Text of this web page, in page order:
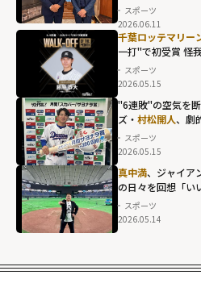
スポーツ
2026.06.11
千葉ロッテマリー
一打"で初受賞 怪
スポーツ
2026.05.15
村松開人、劇的
サヨナラ弾に込
めた思い"
width="304"
loading="lazy"
"6連敗"の空気を
ズ・ 村松開人、劇
スポーツ
2026.05.15
真中満、ジャイア
の日々を回想「い
スポーツ
2026.05.14